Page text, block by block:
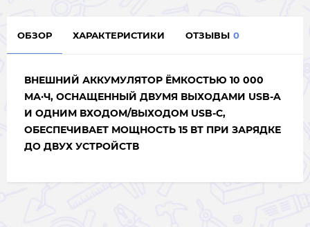
ОБЗОР ХАРАКТЕРИСТИКИ ОТЗЫВЫ 0
ВНЕШНИЙ АККУМУЛЯТОР ЁМКОСТЬЮ 10 000
МА·Ч, ОСНАЩЕННЫЙ ДВУМЯ ВЫХОДАМИ USB-A
И ОДНИМ ВХОДОМ/ВЫХОДОМ USB-C,
ОБЕСПЕЧИВАЕТ МОЩНОСТЬ 15 ВТ ПРИ ЗАРЯДКЕ
ДО ДВУХ УСТРОЙСТВ